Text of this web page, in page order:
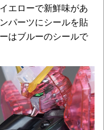
エローで新鮮味があ
パーツにシールを貼
はブルーのシールで